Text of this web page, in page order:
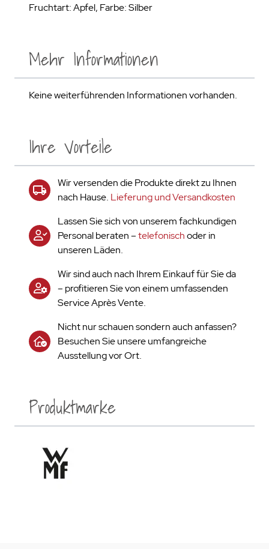
Fruchtart: Apfel, Farbe: Silber
Ihre Vorteile
Wir versenden die Produkte direkt zu Ihnen
nach Hause. Lieferung und Versandkosten
Lassen Sie sich von unserem fachkundigen
Personal beraten –telefonischoder in
unseren Läden.
Wir sind auch nach Ihrem Einkauf für Sie da
– profitieren Sie von einem umfassenden
Service Après Vente.
Nicht nur schauen sondern auch anfassen?
Besuchen Sie unsere umfangreiche
Ausstellung vor Ort.
Mehr Informationen
Keine weiterführenden Informationen vorhanden.
Produktmarke